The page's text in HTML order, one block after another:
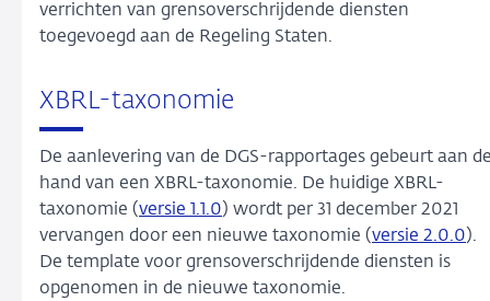
verrichten van grensoverschrijdende diensten
toegevoegd aan de Regeling Staten.
XBRL-taxonomie
De aanlevering van de DGS-rapportages gebeurt aan
hand van een XBRL-taxonomie. De huidige XBRL-
taxonomie (versie 1.1.0) wordt per 31 december 2021
vervangen door een nieuwe taxonomie (versie 2.0.0).
De template voor grensoverschrijdende diensten is
opgenomen in de nieuwe taxonomie.